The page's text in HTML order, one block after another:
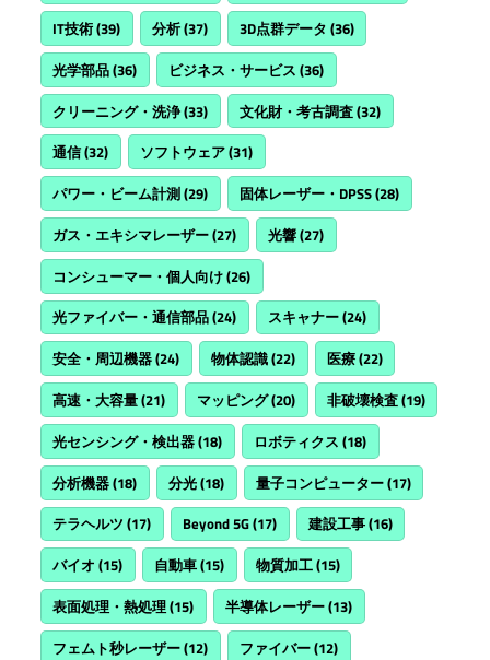
IT技術(39) 分析(37) 3D点群データ (36)
光学部品(36) ビジネス・サービス (36)
クリーニング・洗浄(33) 文化財・考古調査(32)
通信(32) ソフトウェア(31)
パワー・ビーム計測(29) 固体レーザー・DPSS(28)
ガス・エキシマレーザー(27) 光響(27)
コンシューマー・個人向け(26)
光ファイバー・通信部品(24) スキャナー(24)
安全・周辺機器(24) 物体認識(22) 医療(22)
高速・大容量(21) マッピング(20) 非破壊検査(19)
光センシング・検出器(18) ロボティクス (18)
分析機器(18) 分光(18) 量子コンピューター(17)
テラヘルツ (17) Beyond 5G(17) 建設工事(16)
バイオ (15) 自動車(15) 物質加工(15)
表面処理・熱処理(15) 半導体レーザー(13)
フェムト秒レーザー(12) ファイバー(12)